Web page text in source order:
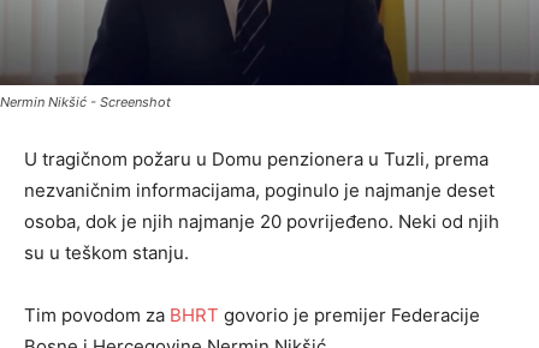
Nermin Nikšić - Screenshot
U tragičnom požaru u Domu penzionera u Tuzli, prema
nezvaničnim informacijama, poginulo je najmanje deset
osoba, dok je njih najmanje 20 povrijeđeno. Neki od njih
su u teškom stanju.
Tim povodom za BHRT govorio je premijer Federacije